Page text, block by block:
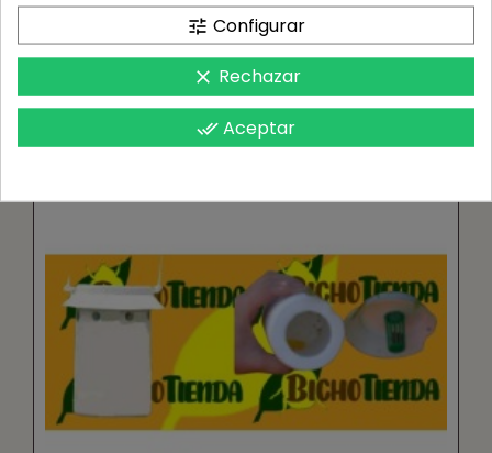
tune Configurar
clear Rechazar
done_all Aceptar